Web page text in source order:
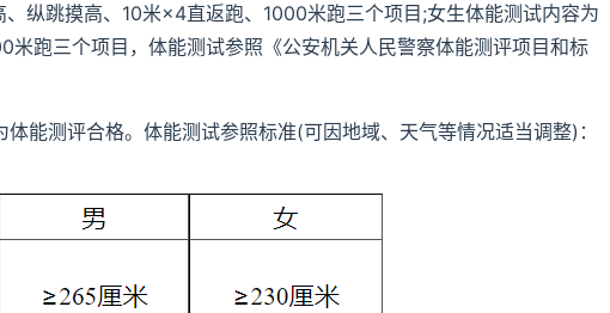
纵跳摸高、10米×4直返跑、1000米跑三个项目;女生体能测试内容为
跑三个项目，体能测试参照《公安机关人民警察体能测评项目和标
能测评合格。体能测试参照标准(可因地域、天气等情况适当调整)：